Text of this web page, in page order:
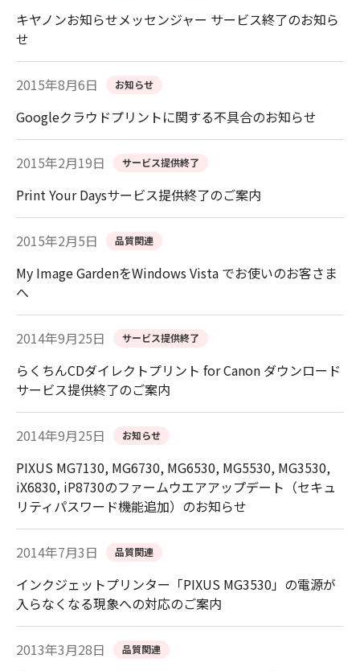
キヤノンお知らせメッセンジャー サービス終了のお知ら
せ
2015年8月6日 お知らせ
Googleクラウドプリントに関する不具合のお知らせ
2015年2月19日 サービス提供終了
Print Your Daysサービス提供終了のご案内
2015年2月5日 品質関連
My Image GardenをWindows Vista でお使いのお客さま
へ
2014年9月25日 サービス提供終了
らくちんCDダイレクトプリント for Canon ダウンロード
サービス提供終了のご案内
2014年9月25日 お知らせ
PIXUS MG7130, MG6730, MG6530, MG5530, MG3530,
iX6830, iP8730のファームウエアアップデート（セキュ
リティパスワード機能追加）のお知らせ
2014年7月3日 品質関連
インクジェットプリンター「PIXUS MG3530」の電源が
入らなくなる現象への対応のご案内
2013年3月28日 品質関連